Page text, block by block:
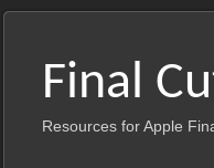
Final
Resources for Apple